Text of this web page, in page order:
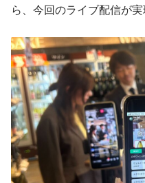
ら、今回のライブ配信が実